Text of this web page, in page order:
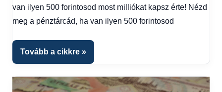
Hírek
van ilyen 500 forintosod most milliókat kapsz érte! Nézd
meg a pénztárcád, ha van ilyen 500 forintosod
Tovább a cikkre